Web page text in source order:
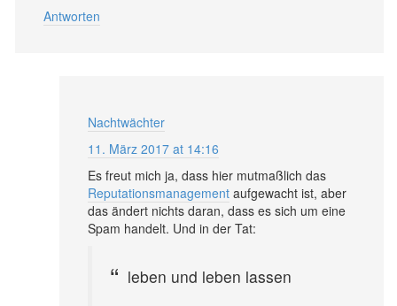
Antworten
Nachtwächter
11. März 2017 at 14:16
Es freut mich ja, dass hier mutmaßlich das
Reputationsmanagement aufgewacht ist, aber
das ändert nichts daran, dass es sich um eine
Spam handelt. Und in der Tat:
leben und leben lassen